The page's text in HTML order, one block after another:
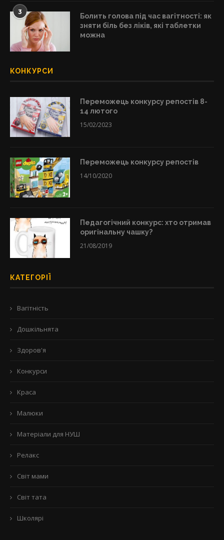
3
Болить голова під час вагітності: як
зняти біль без ліків, які таблетки
можна
КОНКУРСИ
Переможець конкурсу репостів 8-
14 лютого
15/02/2023
Переможець конкурсу репостів
14/10/2020
Педагогічний конкурс: хто отримав
оригінальну чашку?
21/08/2019
КАТЕГОРІЇ
Вагітність
Дошкільнята
Здоров'я
Конкурси
Краса
Малюки
Матеріали для НУШ
Релакс
Світ мами
Світ тата
Школярі